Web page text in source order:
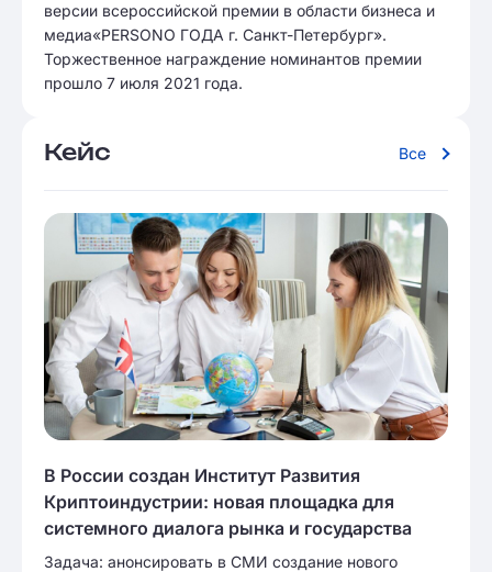
версии всероссийской премии в области бизнеса и
медиа«PERSONO ГОДА г. Санкт-Петербург».
Торжественное награждение номинантов премии
прошло 7 июля 2021 года.
Кейс Все
В России создан Институт Развития
Криптоиндустрии: новая площадка для
системного диалога рынка и государства
Задача: анонсировать в СМИ создание нового